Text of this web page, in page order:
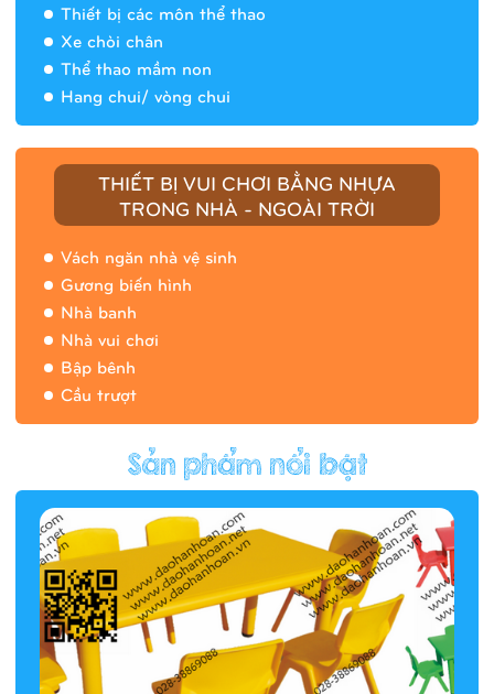
Thiết bị các môn thể thao
Xe chòi chân
Thể thao mầm non
Hang chui/ vòng chui
THIẾT BỊ VUI CHƠI BẰNG NHỰA
TRONG NHÀ - NGOÀI TRỜI
Vách ngăn nhà vệ sinh
Gương biến hình
Nhà banh
Nhà vui chơi
Bập bênh
Cầu trượt
Nhà banh 9H5408
Hàng rào/nhà banh 9H5412